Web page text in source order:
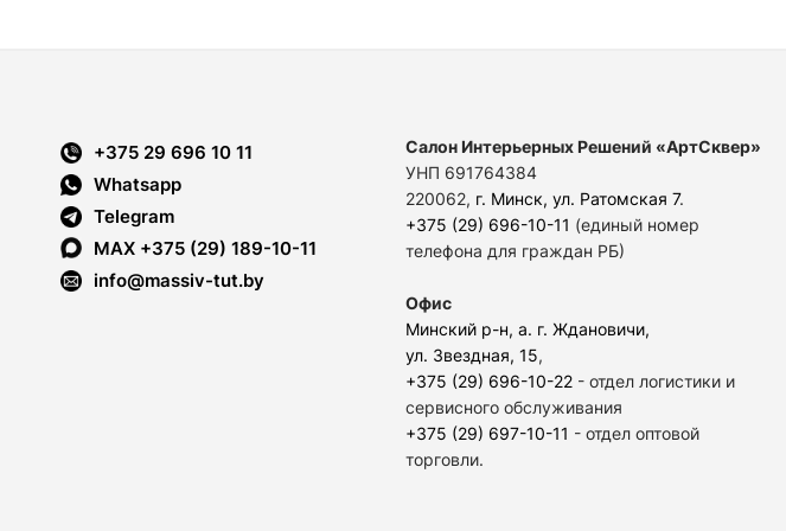
+375 29 696 10 11
Whatsapp
Telegram
MAX +375 (29) 189-10-11
info@massiv-tut.by
Салон Интерьерных Решений «АртСквер»
УНП 691764384
220062, г. Минск, ул. Ратомская 7.
+375 (29) 696-10-11 (единый номер
телефона для граждан РБ)
Офис
Минский р-н, а. г. Ждановичи,
ул. Звездная, 15,
+375 (29) 696-10-22 - отдел логистики и
сервисного обслуживания
+375 (29) 697-10-11 - отдел оптовой
торговли.